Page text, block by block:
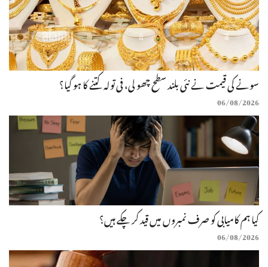
سونے کی قیمت نے نئی بلند سطح چھو لی، فی تولہ کتنے کا ہو گیا؟
06/08/2026
کیا ہم کامیابی کو صرف نمبروں میں قید کر چکے ہیں؟
06/08/2026